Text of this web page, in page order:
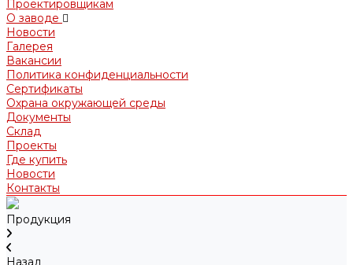
Проектировщикам
О заводе
Новости
Галерея
Вакансии
Политика конфиденциальности
Сертификаты
Охрана окружающей среды
Документы
Склад
Проекты
Где купить
Новости
Контакты
Продукция
Назад